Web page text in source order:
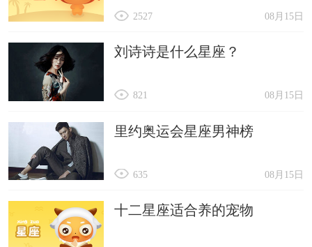
08月15日
2527
刘诗诗是什么星座？
08月15日
821
里约奥运会星座男神榜
08月15日
635
十二星座适合养的宠物